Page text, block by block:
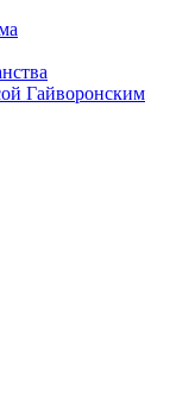
Гайворонским